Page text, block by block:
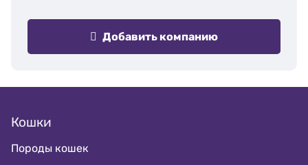
Добавить компанию
Кошки
Породы кошек